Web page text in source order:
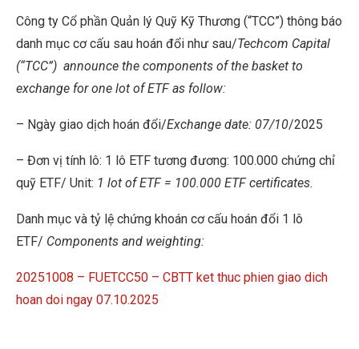
Công ty Cổ phần Quản lý Quỹ Kỹ Thương (“TCC”) thông báo
danh mục cơ cấu sau hoán đổi như sau/Techcom Capital
(“TCC”) announce the components of the basket to
exchange for one lot of ETF as follow:
– Ngày giao dịch hoán đổi/Exchange date: 07/10/2025
– Đơn vị tính lô: 1 lô ETF tương đương: 100.000 chứng chỉ
quỹ ETF/ Unit: 1 lot of ETF = 100.000 ETF certificates.
Danh mục và tỷ lệ chứng khoán cơ cấu hoán đổi 1 lô
ETF/ Components and weighting:
20251008 – FUETCC50 – CBTT ket thuc phien giao dich
hoan doi ngay 07.10.2025